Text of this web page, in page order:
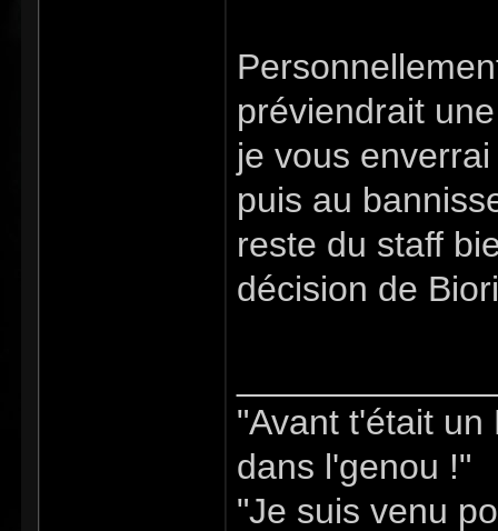
préviendrait
je vous
puis au
reste du staff
décision de
"Avant t'était
dans l'genou !"
"Je suis venu